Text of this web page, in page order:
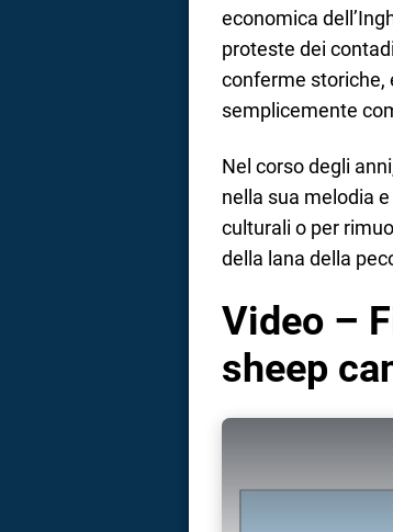
economica
proteste dei
conferme storiche,
semplicemente
Nel corso degli
nella sua melodia
culturali o per
della lana della
Video –
sheep